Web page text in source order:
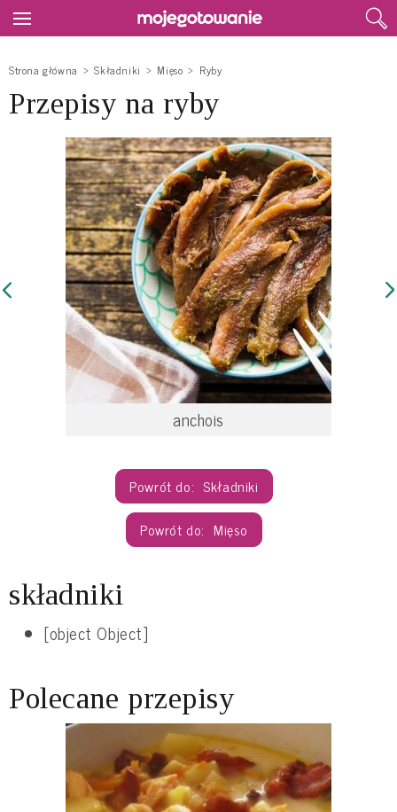
Strona główna Składniki Mięso Ryby
Przepisy na ryby
anchois
Składniki
Mięso
składniki
[object Object]
Polecane przepisy